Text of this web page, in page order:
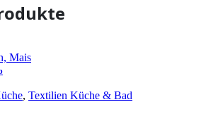
, Textilien Küche & Bad